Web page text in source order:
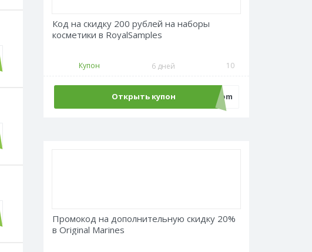
Код на скидку 200 рублей на наборы
косметики в RoyalSamples
Купон 6 дней 10
Открыть купон ecom
Промокод на дополнительную скидку 20%
в Original Marines